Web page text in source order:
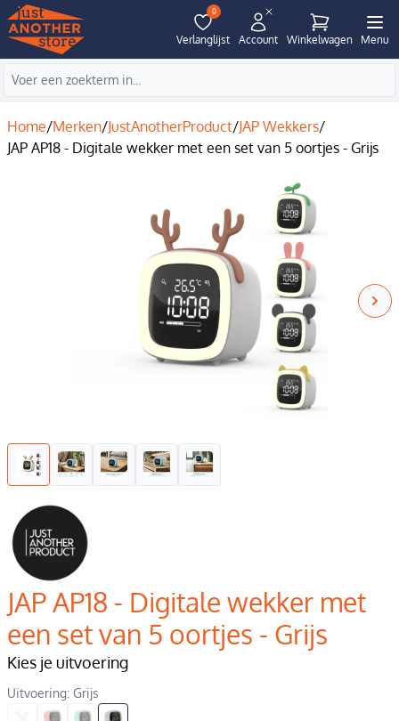
0
Verlanglijst Account Winkelwagen Menu
Home/Merken/JustAnotherProduct/JAP Wekkers/
JAP AP18 - Digitale wekker met een set van 5 oortjes - Grijs
JAP AP18 - Digitale wekker met
een set van 5 oortjes - Grijs
Kies je uitvoering
Uitvoering: Grijs